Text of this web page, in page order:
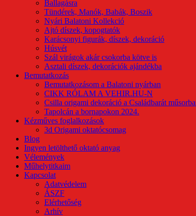
Ballagásra
Tündérek, Manók, Babák, Boszik
Nyári Balatoni Kollekció
Ajtó díszek, kopogtatók
Karácsonyi figurák, díszek, dekoráció
Húsvét
Szál virágok akár csokorba kötve is
Asztali díszek, dekorációk ajándékba
Bemutatkozás
Bemutatkozásom a Balatoni nyárban
CIKK RÓLAM A VEHIR.HU-N
Csilla origami dekoráció a Családbarát
Tapolcán a bornapokon 2024.
Kézműves foglalkozások
3d Origami oktatócsomag
Blog
Ingyen letölthető oktató anyag
Vélemények
Műhelytitkaim
Kapcsolat
Adatvédelem
ÁSZF
Elérhetőség
Arhív